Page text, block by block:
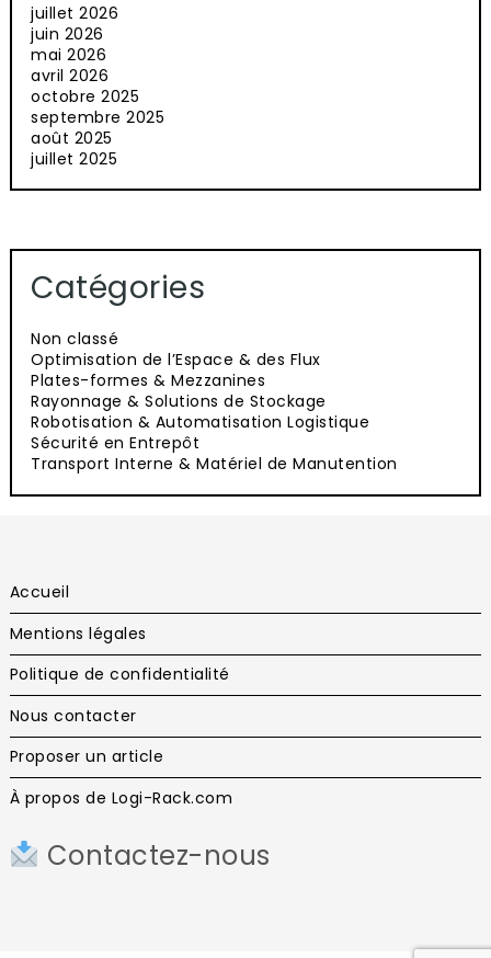
juillet 2026
juin 2026
mai 2026
avril 2026
octobre 2025
septembre 2025
août 2025
juillet 2025
Catégories
Non classé
Optimisation de l’Espace & des Flux
Plates-formes & Mezzanines
Rayonnage & Solutions de Stockage
Robotisation & Automatisation Logistique
Sécurité en Entrepôt
Transport Interne & Matériel de Manutention
Accueil
Mentions légales
Politique de confidentialité
Nous contacter
Proposer un article
À propos de Logi-Rack.com
Contactez-nous